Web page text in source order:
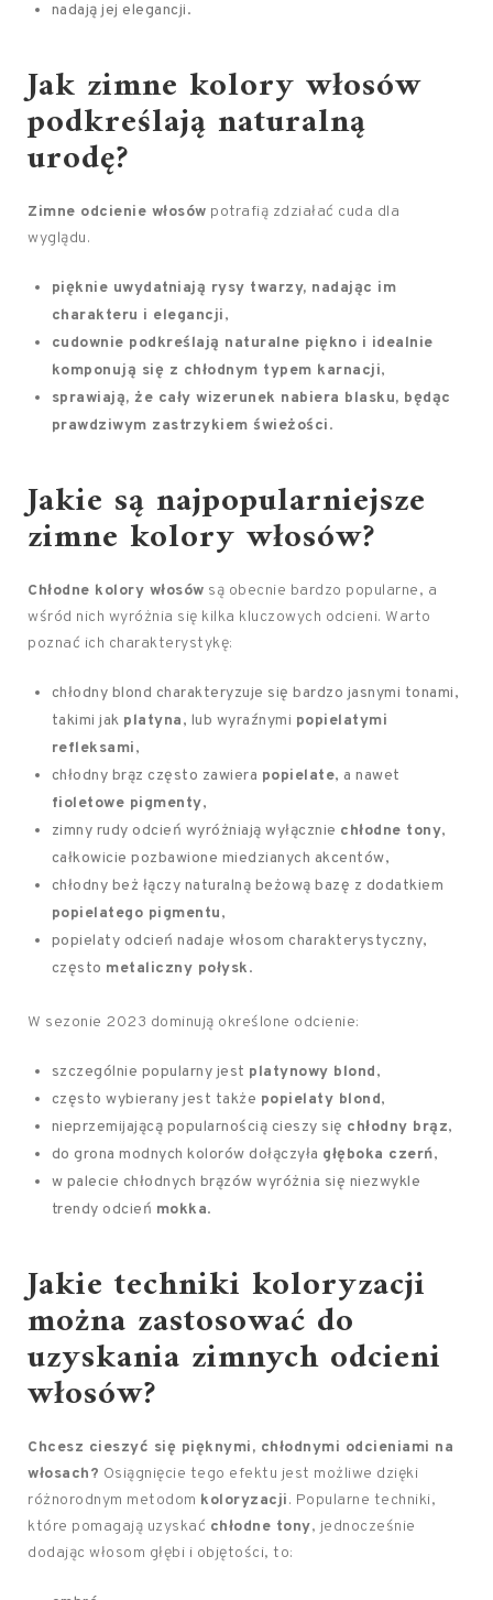
nadają jej elegancji.
Jak zimne kolory włosów
podkreślają naturalną
urodę?
Zimne odcienie włosów potrafią zdziałać cuda dla
wyglądu.
pięknie uwydatniają rysy twarzy, nadając im
charakteru i elegancji,
cudownie podkreślają naturalne piękno i idealnie
komponują się z chłodnym typem karnacji,
sprawiają, że cały wizerunek nabiera blasku, będąc
prawdziwym zastrzykiem świeżości.
Jakie są najpopularniejsze
zimne kolory włosów?
Chłodne kolory włosów są obecnie bardzo popularne, a
wśród nich wyróżnia się kilka kluczowych odcieni. Warto
poznać ich charakterystykę:
chłodny blond charakteryzuje się bardzo jasnymi tonami,
takimi jak platyna, lub wyraźnymi popielatymi
refleksami,
chłodny brąz często zawiera popielate, a nawet
fioletowe pigmenty,
zimny rudy odcień wyróżniają wyłącznie chłodne tony,
całkowicie pozbawione miedzianych akcentów,
chłodny beż łączy naturalną beżową bazę z dodatkiem
popielatego pigmentu,
popielaty odcień nadaje włosom charakterystyczny,
często metaliczny połysk.
W sezonie 2023 dominują określone odcienie:
szczególnie popularny jest platynowy blond,
często wybierany jest także popielaty blond,
nieprzemijającą popularnością cieszy się chłodny brąz,
do grona modnych kolorów dołączyła głęboka czerń,
w palecie chłodnych brązów wyróżnia się niezwykle
trendy odcień mokka.
Jakie techniki koloryzacji
można zastosować do
uzyskania zimnych odcieni
włosów?
Chcesz cieszyć się pięknymi, chłodnymi odcieniami na
włosach? Osiągnięcie tego efektu jest możliwe dzięki
różnorodnym metodom koloryzacji. Popularne techniki,
które pomagają uzyskać chłodne tony, jednocześnie
dodając włosom głębi i objętości, to: